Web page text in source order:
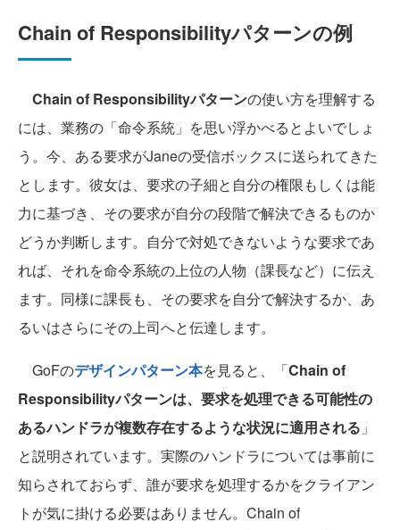
Chain of Responsibilityパターンの例
Chain of Responsibilityパターンの使い方を理解する
には、業務の「命令系統」を思い浮かべるとよいでしょ
う。今、ある要求がJaneの受信ボックスに送られてきた
とします。彼女は、要求の子細と自分の権限もしくは能
力に基づき、その要求が自分の段階で解決できるものか
どうか判断します。自分で対処できないような要求であ
れば、それを命令系統の上位の人物（課長など）に伝え
ます。同様に課長も、その要求を自分で解決するか、あ
るいはさらにその上司へと伝達します。
GoFのデザインパターン本を見ると、「Chain of
Responsibilityパターンは、要求を処理できる可能性の
あるハンドラが複数存在するような状況に適用される 」
と説明されています。実際のハンドラについては事前に
知らされておらず、誰が要求を処理するかをクライアン
トが気に掛ける必要はありません。Chain of